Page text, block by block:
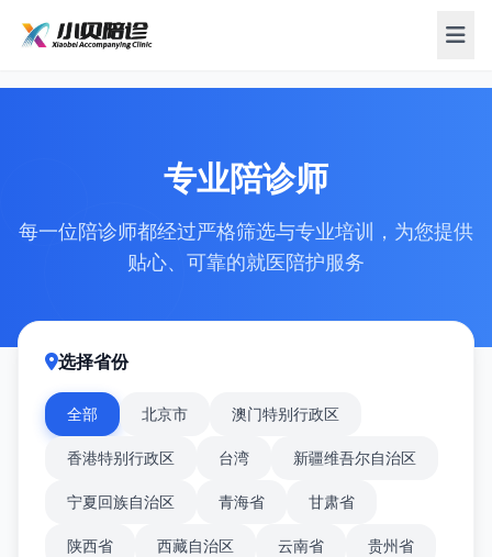
专业陪诊师
每一位陪诊师都经过严格筛选与专业培训，为您提供
贴心、可靠的就医陪护服务
选择省份
全部 北京市 澳门特别行政区
香港特别行政区 台湾 新疆维吾尔自治区
宁夏回族自治区 青海省 甘肃省
陕西省 西藏自治区 云南省 贵州省